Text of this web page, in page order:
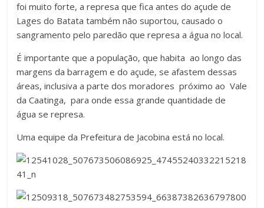
foi muito forte, a represa que fica antes do açude de
Lages do Batata também não suportou, causado o
sangramento pelo paredão que represa a água no local.
É importante que a população, que habita ao longo das
margens da barragem e do açude, se afastem dessas
áreas, inclusiva a parte dos moradores próximo ao Vale
da Caatinga, para onde essa grande quantidade de
água se represa.
Uma equipe da Prefeitura de Jacobina está no local.